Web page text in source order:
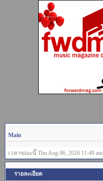
Main
เวลาขณะนี้ Thu Aug 06, 2026 11:49 am
รายละเอียด